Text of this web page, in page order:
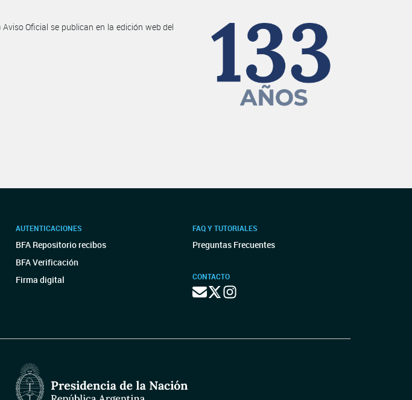
Oficial se publican en la edición web del
AUTENTICACIONES
BFA Repositorio recibos
BFA Verificación
Firma digital
FAQ Y TUTORIALES
Preguntas Frecuentes
CONTACTO